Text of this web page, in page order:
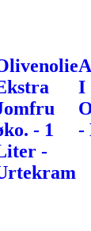
- 1
-
I
-